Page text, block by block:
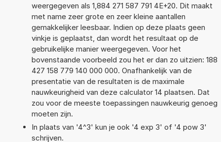
weergegeven als 1,884 271 587 791 4E+20. Dit maakt
met name zeer grote en zeer kleine aantallen
gemakkelijker leesbaar. Indien op deze plaats geen
vinkje is geplaatst, dan wordt het resultaat op de
gebruikelijke manier weergegeven. Voor het
bovenstaande voorbeeld zou het er dan zo uitzien: 188
427 158 779 140 000 000. Onafhankelijk van de
presentatie van de resultaten is de maximale
nauwkeurigheid van deze calculator 14 plaatsen. Dat
zou voor de meeste toepassingen nauwkeurig genoeg
moeten zijn.
In plaats van '4^3' kun je ook '4 exp 3' of '4 pow 3'
schrijven.